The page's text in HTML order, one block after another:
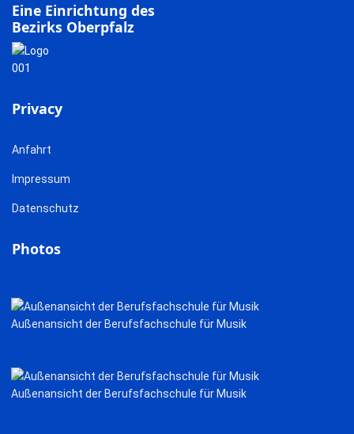
Eine Einrichtung des
Bezirks Oberpfalz
Privacy
Anfahrt
Impressum
Datenschutz
Photos
Außenansicht der Berufsfachschule für Musik
Außenansicht der Berufsfachschule für Musik